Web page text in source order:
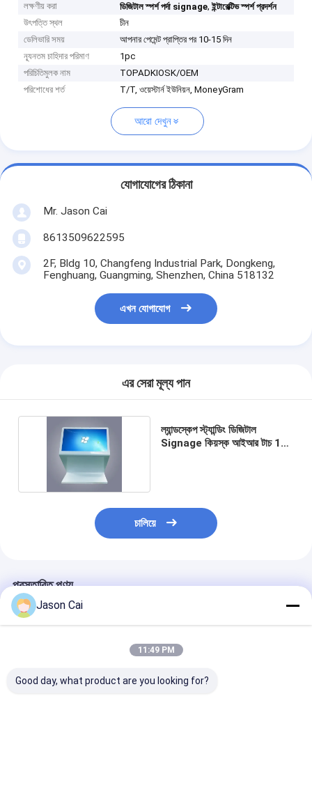
লক্ষণীয় করা ডিজিটাল স্পর্শ পর্দা signage,ইন্টারেক্টিভ স্পর্শ প্রদর্শন
উৎপত্তি স্থল
চীন
ডেলিভারি সময়
আপনার পেমেন্ট প্রাপ্তির পর 10-15 দিন
ন্যূনতম চাহিদার পরিমাণ
1pc
পরিচিতিমুলক নাম
TOPADKIOSK/OEM
পরিশোধের শর্ত
T/T, ওয়েস্টার্ন ইউনিয়ন, MoneyGram
আরো দেখুন
যোগাযোগের ঠিকানা
Mr. Jason Cai
8613509622595
2F, Bldg 10, Changfeng Industrial Park, Dongkeng,
Fenghuang, Guangming, Shenzhen, China 518132
এখন যোগাযোগ
এর সেরা মূল্য পান
ল্যান্ডস্কেপ স্ট্যান্ডিং ডিজিটাল
Signage কিয়স্ক আইআর টাচ 10
চালিয়ে
প্রস্তাবিত পণ্য
Jason Cai
11:49 PM
Good day, what product are you looking for?